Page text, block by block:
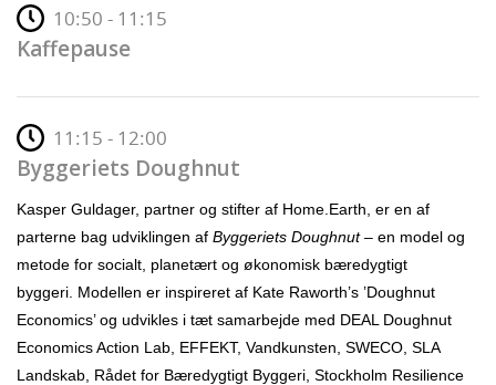
10:50 - 11:15
Kaffepause
11:15 - 12:00
Byggeriets Doughnut
Kasper Guldager, partner og stifter af Home.Earth, er en af
parterne bag udviklingen af Byggeriets Doughnut– en model og
metode for socialt, planetært og økonomisk bæredygtigt
byggeri. Modellen er inspireret af Kate Raworth’s ’Doughnut
Economics’ og udvikles i tæt samarbejde med DEAL Doughnut
Economics Action Lab, EFFEKT, Vandkunsten, SWECO, SLA
Landskab, Rådet for Bæredygtigt Byggeri, Stockholm Resilience